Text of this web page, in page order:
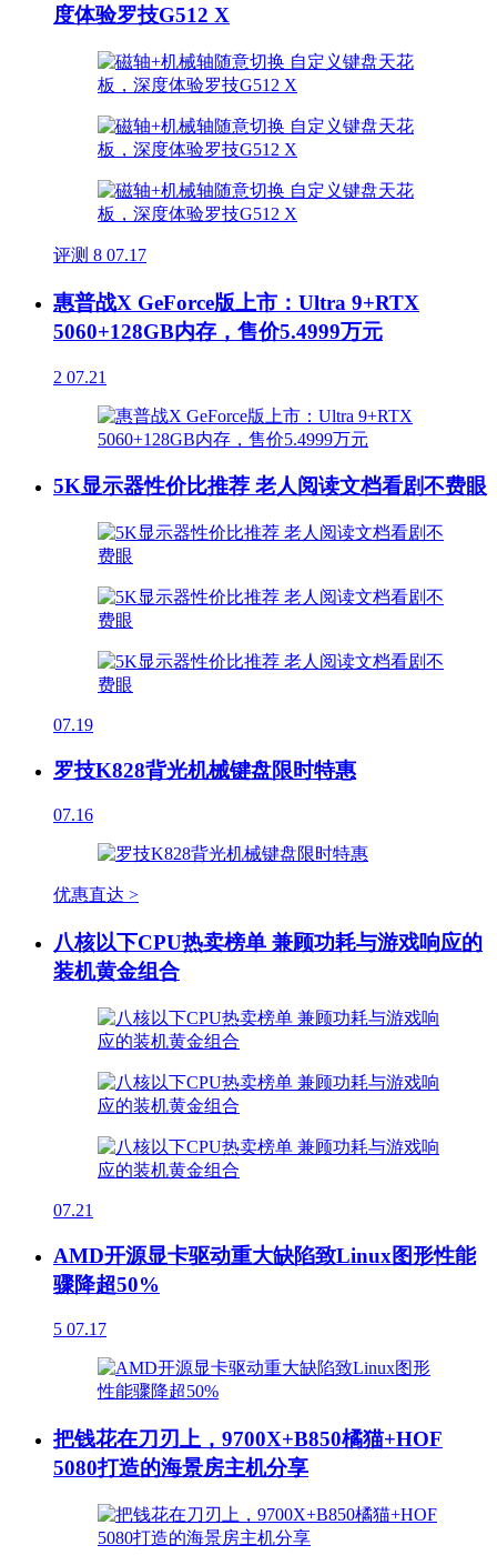
度体验罗技G512 X
评测 8 07.17
惠普战X GeForce版上市：Ultra 9+RTX
5060+128GB内存，售价5.4999万元
2 07.21
5K显示器性价比推荐 老人阅读文档看剧不费眼
07.19
罗技K828背光机械键盘限时特惠
07.16
优惠直达 >
八核以下CPU热卖榜单 兼顾功耗与游戏响应的
装机黄金组合
07.21
AMD开源显卡驱动重大缺陷致Linux图形性能
骤降超50%
5 07.17
把钱花在刀刃上，9700X+B850橘猫+HOF
5080打造的海景房主机分享